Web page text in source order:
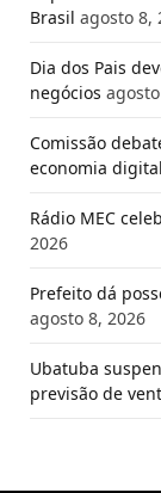
Brasil agosto 8,
Dia dos Pais
negócios
Comissão
economia
Rádio MEC
2026
Prefeito dá
agosto 8, 2026
Ubatuba
previsão de